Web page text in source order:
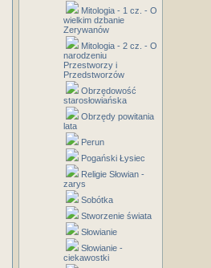
Mitologia - 1 cz. - O
wielkim dzbanie
Zerywanów
Mitologia - 2 cz. - O
narodzeniu
Przestworzy i
Przedstworzów
Obrzędowość
starosłowiańska
Obrzędy powitania
lata
Perun
Pogański Łysiec
Religie Słowian -
zarys
Sobótka
Stworzenie świata
Słowianie
Słowianie -
ciekawostki